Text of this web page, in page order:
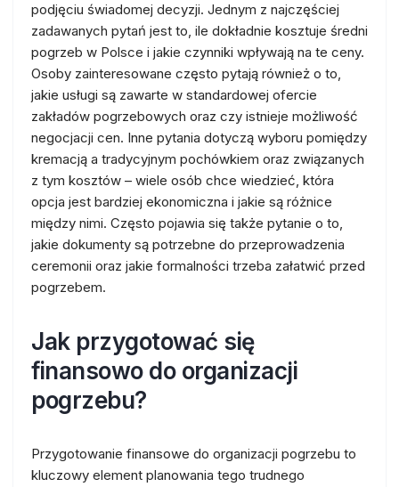
podjęciu świadomej decyzji. Jednym z najczęściej
zadawanych pytań jest to, ile dokładnie kosztuje średni
pogrzeb w Polsce i jakie czynniki wpływają na te ceny.
Osoby zainteresowane często pytają również o to,
jakie usługi są zawarte w standardowej ofercie
zakładów pogrzebowych oraz czy istnieje możliwość
negocjacji cen. Inne pytania dotyczą wyboru pomiędzy
kremacją a tradycyjnym pochówkiem oraz związanych
z tym kosztów – wiele osób chce wiedzieć, która
opcja jest bardziej ekonomiczna i jakie są różnice
między nimi. Często pojawia się także pytanie o to,
jakie dokumenty są potrzebne do przeprowadzenia
ceremonii oraz jakie formalności trzeba załatwić przed
pogrzebem.
Jak przygotować się
finansowo do organizacji
pogrzebu?
Przygotowanie finansowe do organizacji pogrzebu to
kluczowy element planowania tego trudnego